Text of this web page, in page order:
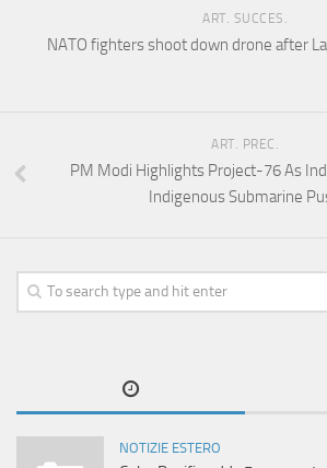
ART. SUCCES.
NATO fighters shoot down drone after
ART. PREC.
PM Modi Highlights Project-76 As
Indigenous Submarine
NOTIZIE ESTERO